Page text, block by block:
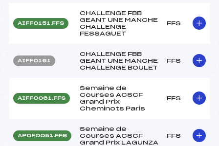
AIFF0151.FFS
CHALLENGE FBB
GEANT UNE MANCHE
CHALLENGE
FESSAGUET
FFS
AIFF0161
CHALLENGE FBB
GEANT UNE MANCHE
CHALLENGE BOULET
FFS
AIFF0061.FFS
Semaine de
Courses ACSCF
Grand Prix
Cheminots Paris
FFS
APOF0051.FFS
Semaine de
Courses ACSCF
Grand Prix LAGUNZA
FFS